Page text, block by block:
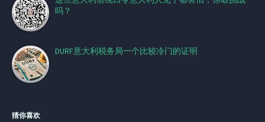
吗？
DURF意大利税务局一个比较冷门的证明
猜你喜欢